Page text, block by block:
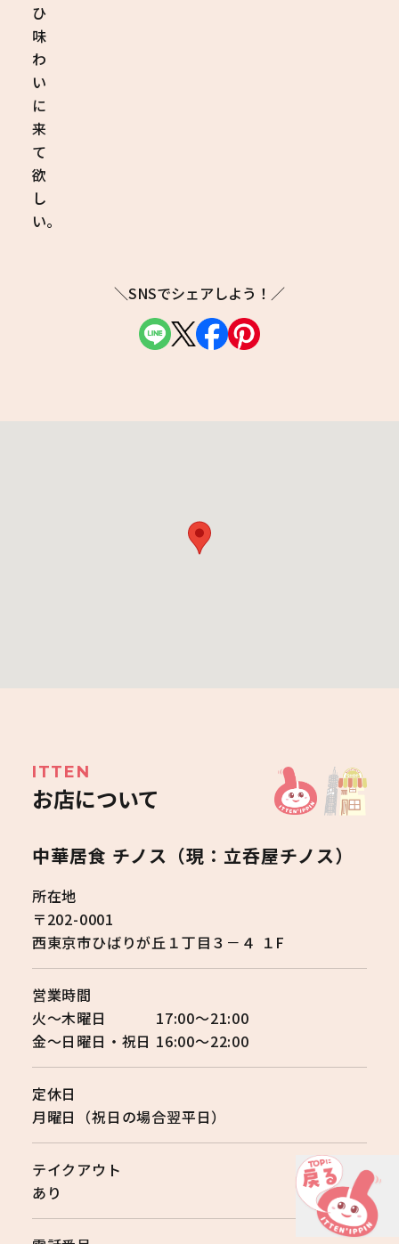
ひ
味
わ
い
に
来
て
欲
し
い。
＼SNSでシェアしよう！／
ITTEN
お店について
中華居食 チノス（現：立呑屋チノス）
所在地
〒202-0001
西東京市ひばりが丘１丁目３－４ １F
営業時間
火～木曜日　　　 17:00～21:00
金～日曜日・祝日 16:00～22:00
定休日
月曜日（祝日の場合翌平日）
テイクアウト
あり